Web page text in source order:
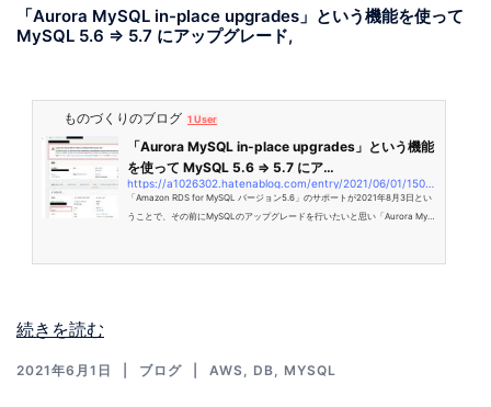
「Aurora MySQL in-place upgrades」という機能を使って
MySQL 5.6 => 5.7 にアップグレード,
ものづくりのブログ 1 User
「Aurora MySQL in-place upgrades」という機能
を使って MySQL 5.6 => 5.7 にア…
「Amazon RDS for MySQL バージョン5.6」のサポートが2021年8月3日とい
うことで、その前にMySQLのアップグレードを行いたいと思い「Aurora MyS
続きを読む
2021年6月1日 ブログ AWS, DB, MYSQL